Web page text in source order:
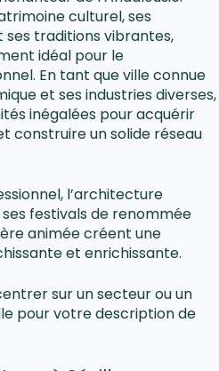
culturel, ses
traditions vibrantes,
idéal pour le
En tant que ville connue
et ses industries diverses,
inégalées pour acquérir
construire un solide réseau
l’architecture
festivals de renommée
animée créent une
et enrichissante.
sur un secteur ou un
pour votre description de